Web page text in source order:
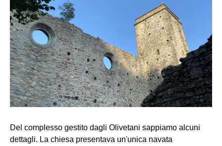
Del complesso gestito dagli Olivetani sappiamo alcuni
dettagli. La chiesa presentava un'unica navata